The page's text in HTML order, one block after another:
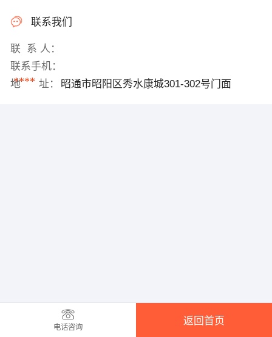
联系我们
联 系 人：
联系手机：
****
地 址： 昭通市昭阳区秀水康城301-302号门面
电话咨询
返回首页